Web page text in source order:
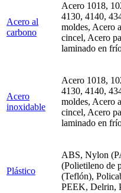
Acero al
carbono
Acero 1018,
4130, 4140,
moldes, Acero
cincel, Acero
laminado en
Acero
inoxidable
Acero 1018,
4130, 4140,
moldes, Acero
cincel, Acero
laminado en
Plástico
ABS, Nylon
(Polietileno de
(Teflón),
PEEK, Delrin,